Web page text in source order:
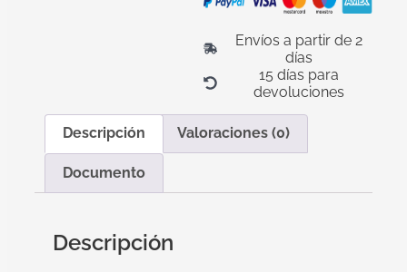
Envíos a partir de 2
días
15 días para
devoluciones
Descripción Valoraciones (0)
Documento
Descripción